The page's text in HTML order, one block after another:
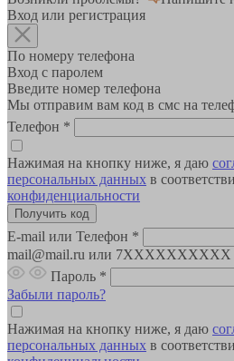
Вход или регистрация
По номеру телефона
Вход с паролем
Введите номер телефона
Мы отправим вам код в смс на
Телефон *
Нажимая на кнопку ниже, я даю
персональных данных в
конфиденциальности
E-mail или Телефон *
mail@mail.ru или 7XXXXXXXXXX
Пароль *
Забыли пароль?
Нажимая на кнопку ниже, я даю
персональных данных в